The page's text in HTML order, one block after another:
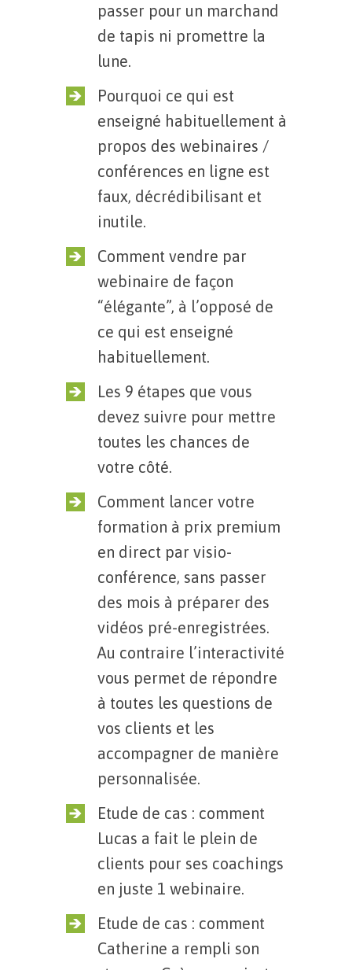
passer pour un marchand
de tapis ni promettre la
lune.
Pourquoi ce qui est
enseigné habituellement à
propos des webinaires /
conférences en ligne est
faux, décrédibilisant et
inutile.
Comment vendre par
webinaire de façon
“élégante”, à l’opposé de
ce qui est enseigné
habituellement.
Les 9 étapes que vous
devez suivre pour mettre
toutes les chances de
votre côté.
Comment lancer votre
formation à prix premium
en direct par visio-
conférence, sans passer
des mois à préparer des
vidéos pré-enregistrées.
Au contraire l’interactivité
vous permet de répondre
à toutes les questions de
vos clients et les
accompagner de manière
personnalisée.
Etude de cas : comment
Lucas a fait le plein de
clients pour ses coachings
en juste 1 webinaire.
Etude de cas : comment
Catherine a rempli son